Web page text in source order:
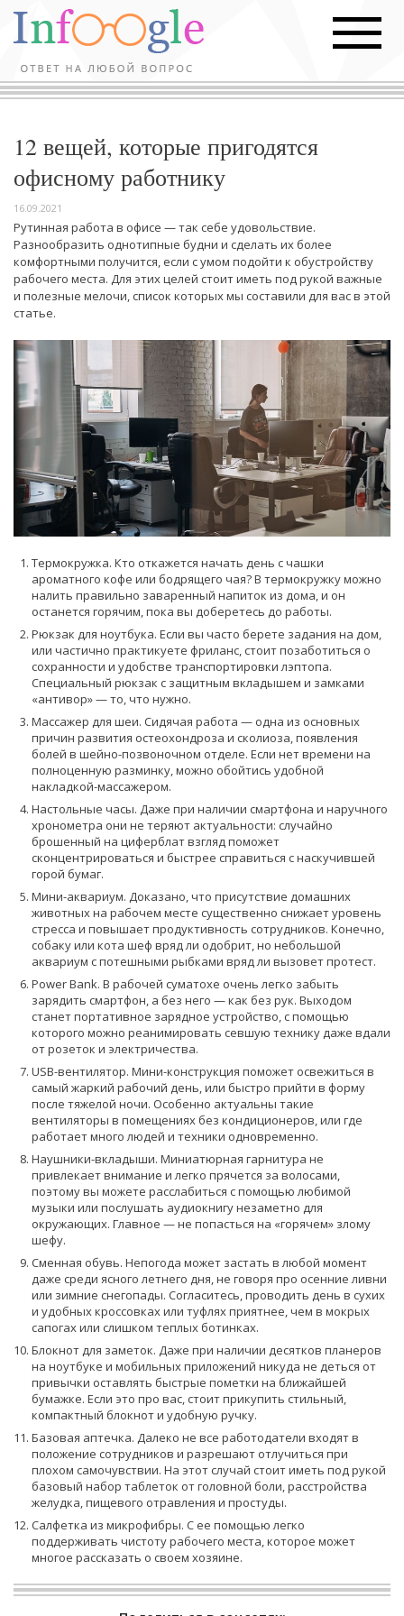
12 вещей, которые пригодятся
офисному работнику
16.09.2021
Рутинная работа в офисе — так себе удовольствие.
Разнообразить однотипные будни и сделать их более
комфортными получится, если с умом подойти к обустройству
рабочего места. Для этих целей стоит иметь под рукой важные
и полезные мелочи, список которых мы составили для вас в этой
статье.
Термокружка. Кто откажется начать день с чашки
ароматного кофе или бодрящего чая? В термокружку можно
налить правильно заваренный напиток из дома, и он
останется горячим, пока вы доберетесь до работы.
Рюкзак для ноутбука. Если вы часто берете задания на дом,
или частично практикуете фриланс, стоит позаботиться о
сохранности и удобстве транспортировки лэптопа.
Специальный рюкзак с защитным вкладышем и замками
«антивор» — то, что нужно.
Массажер для шеи. Сидячая работа — одна из основных
причин развития остеохондроза и сколиоза, появления
болей в шейно-позвоночном отделе. Если нет времени на
полноценную разминку, можно обойтись удобной
накладкой-массажером.
Настольные часы. Даже при наличии смартфона и наручного
хронометра они не теряют актуальности: случайно
брошенный на циферблат взгляд поможет
сконцентрироваться и быстрее справиться с наскучившей
горой бумаг.
Мини-аквариум. Доказано, что присутствие домашних
животных на рабочем месте существенно снижает уровень
стресса и повышает продуктивность сотрудников. Конечно,
собаку или кота шеф вряд ли одобрит, но небольшой
аквариум с потешными рыбками вряд ли вызовет протест.
Power Bank. В рабочей суматохе очень легко забыть
зарядить смартфон, а без него — как без рук. Выходом
станет портативное зарядное устройство, с помощью
которого можно реанимировать севшую технику даже вдали
от розеток и электричества.
USB-вентилятор. Мини-конструкция поможет освежиться в
самый жаркий рабочий день, или быстро прийти в форму
после тяжелой ночи. Особенно актуальны такие
вентиляторы в помещениях без кондиционеров, или где
работает много людей и техники одновременно.
Наушники-вкладыши. Миниатюрная гарнитура не
привлекает внимание и легко прячется за волосами,
поэтому вы можете расслабиться с помощью любимой
музыки или послушать аудиокнигу незаметно для
окружающих. Главное — не попасться на «горячем» злому
шефу.
Сменная обувь. Непогода может застать в любой момент
даже среди ясного летнего дня, не говоря про осенние ливни
или зимние снегопады. Согласитесь, проводить день в сухих
и удобных кроссовках или туфлях приятнее, чем в мокрых
сапогах или слишком теплых ботинках.
Блокнот для заметок. Даже при наличии десятков планеров
на ноутбуке и мобильных приложений никуда не деться от
привычки оставлять быстрые пометки на ближайшей
бумажке. Если это про вас, стоит прикупить стильный,
компактный блокнот и удобную ручку.
Базовая аптечка. Далеко не все работодатели входят в
положение сотрудников и разрешают отлучиться при
плохом самочувствии. На этот случай стоит иметь под рукой
базовый набор таблеток от головной боли, расстройства
желудка, пищевого отравления и простуды.
Салфетка из микрофибры. С ее помощью легко
поддерживать чистоту рабочего места, которое может
многое рассказать о своем хозяине.